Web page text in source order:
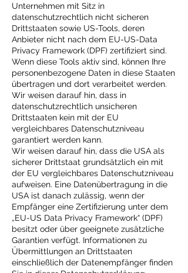
Unternehmen mit Sitz in
datenschutzrechtlich nicht sicheren
Drittstaaten sowie US-Tools, deren
Anbieter nicht nach dem EU-US-Data
Privacy Framework (DPF) zertifiziert sind.
Wenn diese Tools aktiv sind, können Ihre
personenbezogene Daten in diese Staaten
übertragen und dort verarbeitet werden.
Wir weisen darauf hin, dass in
datenschutzrechtlich unsicheren
Drittstaaten kein mit der EU
vergleichbares Datenschutzniveau
garantiert werden kann.
Wir weisen darauf hin, dass die USA als
sicherer Drittstaat grundsätzlich ein mit
der EU vergleichbares Datenschutzniveau
aufweisen. Eine Datenübertragung in die
USA ist danach zulässig, wenn der
Empfänger eine Zertifizierung unter dem
„EU-US Data Privacy Framework“ (DPF)
besitzt oder über geeignete zusätzliche
Garantien verfügt. Informationen zu
Übermittlungen an Drittstaaten
einschließlich der Datenempfänger finden